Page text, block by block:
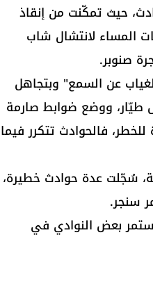
حيث تمكّنت من إنقاذ
المساء لانتشال شاب
عن السمع" وبتجاهل
طيّار، ووضع ضوابط صارمة
فالحوادث تتكرر فيما
سُجّلت عدة حوادث خطيرة،
سنجر.
بعض النوادي في